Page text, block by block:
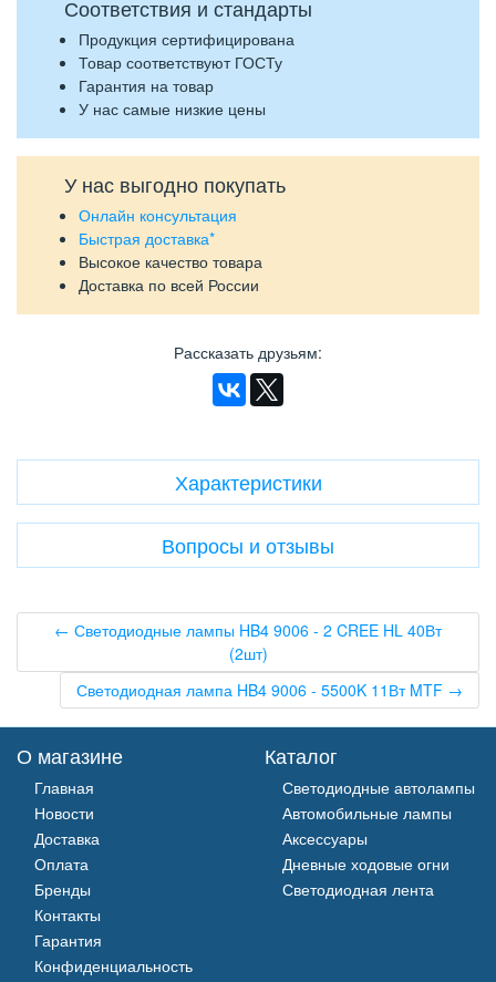
Соответствия и стандарты
Продукция сертифицирована
Товар соответствуют ГОСТу
Гарантия на товар
У нас самые низкие цены
У нас выгодно покупать
Онлайн консультация
Быстрая доставка*
Высокое качество товара
Доставка по всей России
Рассказать друзьям:
Характеристики
Вопросы и отзывы
← Светодиодные лампы HB4 9006 - 2 CREE HL 40Вт
(2шт)
Светодиодная лампа HB4 9006 - 5500K 11Вт MTF →
О магазине
Главная
Новости
Доставка
Оплата
Бренды
Контакты
Гарантия
Конфиденциальность
Каталог
Светодиодные автолампы
Автомобильные лампы
Аксессуары
Дневные ходовые огни
Светодиодная лента